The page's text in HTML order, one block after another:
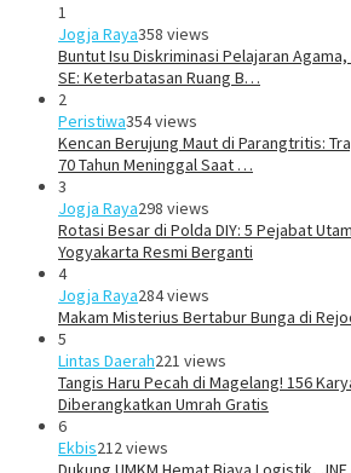
1
Jogja Raya358 views
Buntut Isu Diskriminasi Pelajaran
SE: Keterbatasan Ruang B…
2
Peristiwa354 views
Kencan Berujung Maut di Parangtritis:
70 Tahun Meninggal Saat …
3
Jogja Raya298 views
Rotasi Besar di Polda DIY: 5 Pejabat
Yogyakarta Resmi Berganti
4
Jogja Raya284 views
Makam Misterius Bertabur Bunga di
5
Lintas Daerah221 views
Tangis Haru Pecah di Magelang! 156
Diberangkatkan Umrah Gratis
6
Ekbis212 views